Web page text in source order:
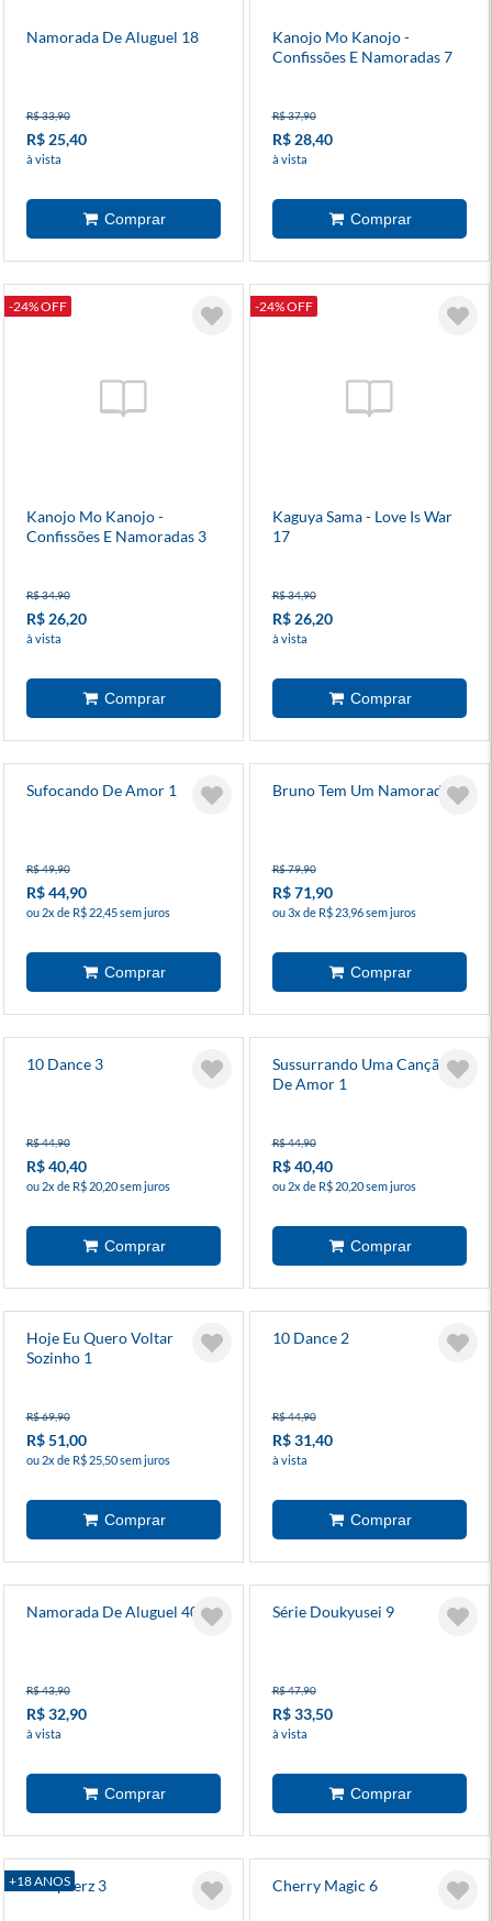
Namorada De Aluguel 18
R$ 33,90
R$ 25,40
à vista
Kanojo Mo Kanojo -
Confissões E Namoradas 7
R$ 37,90
R$ 28,40
à vista
-24% OFF
Kanojo Mo Kanojo -
Confissões E Namoradas 3
R$ 34,90
R$ 26,20
à vista
-24% OFF
Kaguya Sama - Love Is War
17
R$ 34,90
R$ 26,20
à vista
Sufocando De Amor 1
R$ 49,90
R$ 44,90
ou 2x de R$ 22,45 sem juros
Bruno Tem Um Namorado
R$ 79,90
R$ 71,90
ou 3x de R$ 23,96 sem juros
10 Dance 3
R$ 44,90
R$ 40,40
ou 2x de R$ 20,20 sem juros
Sussurrando Uma Canção
De Amor 1
R$ 44,90
R$ 40,40
ou 2x de R$ 20,20 sem juros
Hoje Eu Quero Voltar
Sozinho 1
R$ 69,90
R$ 51,00
ou 2x de R$ 25,50 sem juros
10 Dance 2
R$ 44,90
R$ 31,40
à vista
Namorada De Aluguel 40
R$ 43,90
R$ 32,90
à vista
Série Doukyusei 9
R$ 47,90
R$ 33,50
à vista
+18 ANOS
Vampeerz 3 Cherry Magic 6